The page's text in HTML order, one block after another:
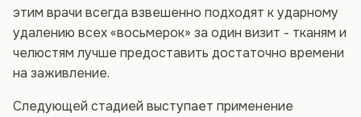
этим врачи всегда взвешенно подходят к ударному
удалению всех «восьмерок» за один визит - тканям и
челюстям лучше предоставить достаточно времени
на заживление.
Следующей стадией выступает применение